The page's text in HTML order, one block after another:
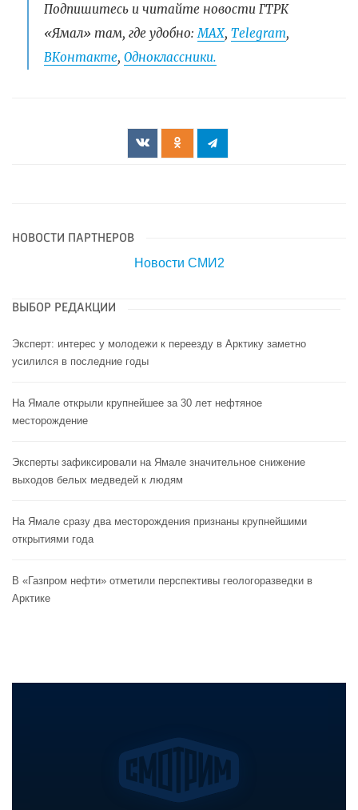
Подпишитесь и читайте новости ГТРК
«Ямал» там, где удобно:МАХ, Telegram,
ВКонтакте, Одноклассники.
НОВОСТИ ПАРТНЕРОВ
Новости СМИ2
ВЫБОР РЕДАКЦИИ
Эксперт: интерес у молодежи к переезду в Арктику заметно
усилился в последние годы
На Ямале открыли крупнейшее за 30 лет нефтяное
месторождение
Эксперты зафиксировали на Ямале значительное снижение
выходов белых медведей к людям
На Ямале сразу два месторождения признаны крупнейшими
открытиями года
В «Газпром нефти» отметили перспективы геологоразведки в
Арктике